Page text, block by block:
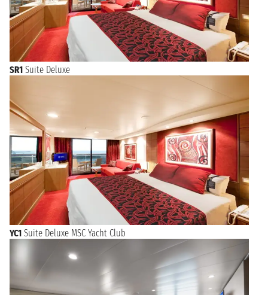
SR1 Suite Deluxe
YC1 Suite Deluxe MSC Yacht Club